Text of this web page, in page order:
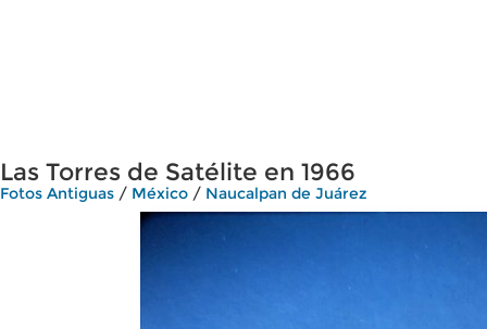
Las Torres de Satélite en 1966
Fotos Antiguas / México / Naucalpan de Juárez